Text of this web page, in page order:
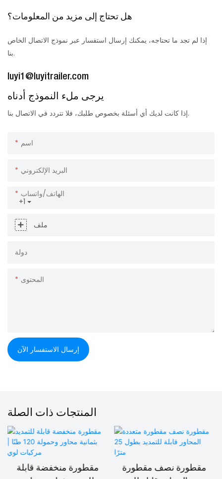
هل تحتاج إلى مزيد من المعلومات؟
إذا لم تجد ما تحتاجه، يمكنك إرسال استفسار عبر نموذج الاتصال الخاص
بنا.
luyi1@luyitrailer.com
يرجى ملء النموذج أدناه
إذا كانت لديك أي أسئلة بخصوص طلبك، فلا تتردد في الاتصال بنا.
اسم
البريد الإلكتروني
+1
الهاتف/واتساب
ملف
دولة
المحتوى
إرسال الاستفسار الآن
المنتجات ذات الصلة
مقطورة منخفضة قابلة
مقطورة نصف مقطورة